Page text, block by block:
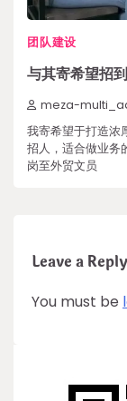
团队建设
与其寄希望招
meza-
我寄希望于打造浓
招人，适合做业务
岗至外贸文员
Leave a Reply
You must be